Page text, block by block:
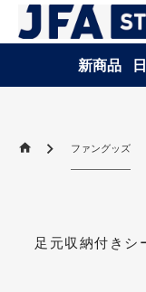
新商品
ファングッズ
足元収納付き